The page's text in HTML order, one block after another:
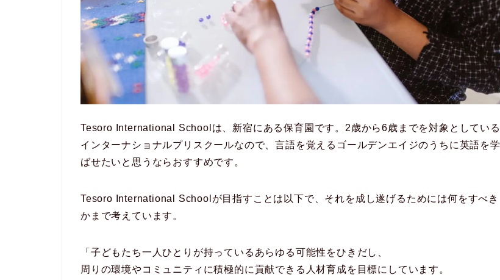
Tesoro International Schoolは、新宿にある保育園です。2歳から6歳までを対象としている
インターナショナルプリスクールなので、言語を覚えるゴールデンエイジのうちに英語を学
ばせたいと思うならおすすめです。
Tesoro International Schoolが目指すことは以下で、それを成し遂げるためには何をすべき
かまで考えています。
「子どもたち一人ひとりが持っているあらゆる可能性をひきだし、
周りの環境やコミュニティに積極的に貢献できる人材育成を目標にしています。